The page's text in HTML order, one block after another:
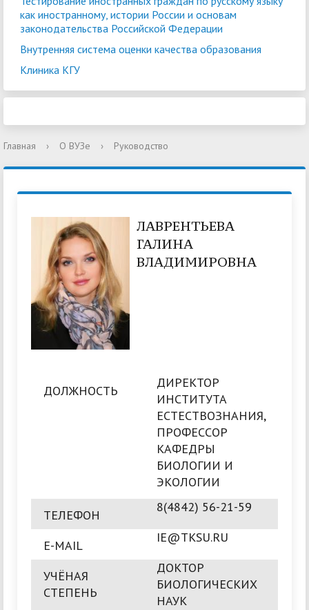
как иностранному, истории России и основам
законодательства Российской Федерации
Внутренняя система оценки качества образования
Клиника КГУ
Главная › О ВУЗе › Руководство
ЛАВРЕНТЬЕВА
ГАЛИНА
ВЛАДИМИРОВНА
ДОЛЖНОСТЬ
ДИРЕКТОР
ИНСТИТУТА
ЕСТЕСТВОЗНАНИЯ,
ПРОФЕССОР
КАФЕДРЫ
БИОЛОГИИ И
ЭКОЛОГИИ
ТЕЛЕФОН
8(4842) 56-21-59
E-MAIL
IE@TKSU.RU
УЧЁНАЯ
СТЕПЕНЬ
ДОКТОР
БИОЛОГИЧЕСКИХ
НАУК